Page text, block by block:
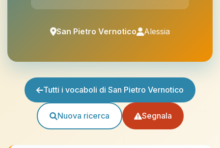
San Pietro Vernotico Alessia
Tutti i vocaboli di San Pietro Vernotico
Nuova ricerca Segnala